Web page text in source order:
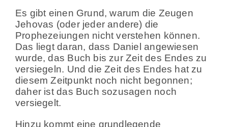
Es gibt einen Grund, warum die Zeugen
Jehovas (oder jeder andere) die
Prophezeiungen nicht verstehen können.
Das liegt daran, dass Daniel angewiesen
wurde, das Buch bis zur Zeit des Endes zu
versiegeln. Und die Zeit des Endes hat zu
diesem Zeitpunkt noch nicht begonnen;
daher ist das Buch sozusagen noch
versiegelt.
Hinzu kommt eine grundlegende